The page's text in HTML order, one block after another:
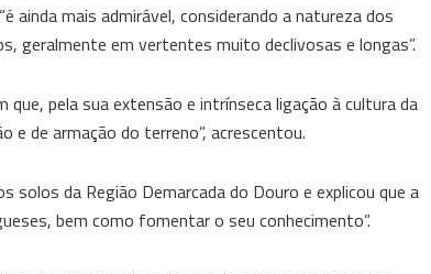
ainda mais admirável, considerando a natureza dos
geralmente em vertentes muito declivosas e longas”.
pela sua extensão e intrínseca ligação à cultura da
e de armação do terreno”, acrescentou.
solos da Região Demarcada do Douro e explicou que a
bem como fomentar o seu conhecimento”.